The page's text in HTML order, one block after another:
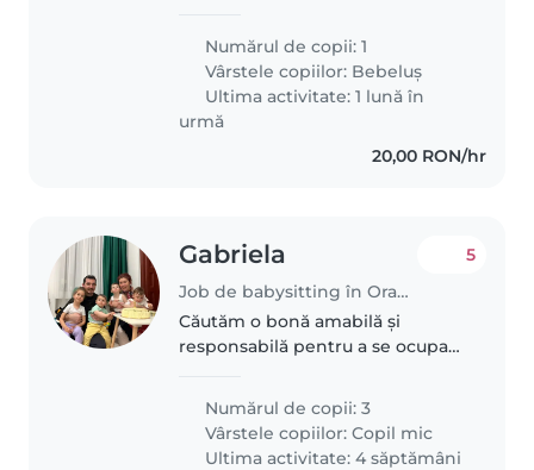
plăcea dacă ar fi confortabilă să
ajute cu temele. Copilul nostru
nu are nevoi speciale. Suntem..
Numărul de copii: 1
Vârstele copiilor: Bebeluș
Ultima activitate: 1 lună în
urmă
20,00 RON/hr
Gabriela
Job de babysitting în Oradea
5
Căutăm o bonă amabilă și
responsabilă pentru a se ocupa
cuprinse între 2 și 4 ani. Copiii
noștri sunt prietenoși, curioși și
iubitori de joc. Ne-ar..
Numărul de copii: 3
Vârstele copiilor:Copil mic
Ultima activitate: 4 săptămâni